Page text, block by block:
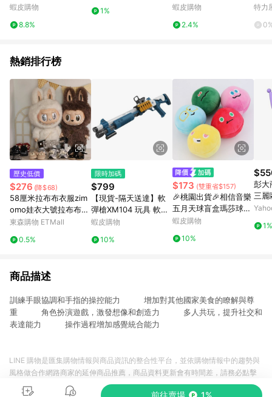
雨傘收納袋防水塑料袋
外出裝傘袋 防水收納袋
蝦皮購物
8.8%
1%
術道具 分裂棒 魔術道
蝦皮購物
2.4%
全電
特力
熱銷排行榜
歷史低價
$276 (降$68)
58厘米拉布布衣服zim
omo娃衣大號拉布布衣
服小香風娃衣玩偶鞋子
東森購物 ETMall
0.5%
限時加碼
$799
【現貨-隔天送達】軟
彈槍XM104 玩具 軟彈
发射器 抛殼玩具 兒童
吃雞 戶外玩具 交換禮
蝦皮購物
10%
$173 (雙重省$157)
🎉桃園出貨🎉相信音樂
五月天球盲盒瑪莎球五
球演唱會明星周邊552
蝦皮購物
10%
彭
三
1%
商品描述
訓練手眼協調和手指的操控能力 增加對其他國家美食的瞭解與尊
重 角色扮演遊戲，激發想像和創造力 多人共玩，提升社交和
表達能力 操作過程增加感覺統合能力
前往賣場 1%
LINE 購物是匯集購物情報與商品資訊的整合性平台，並依購物情報中的趨勢與
風格做合作網路商家的延伸商品推薦，商品資料更新會有時間差，請務必點擊
商品至各合作網路商家，確認現售價與購物條件，一切資訊以合作廠商網頁為